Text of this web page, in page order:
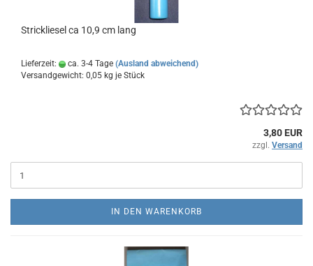
Strickliesel ca 10,9 cm lang
Lieferzeit: ca. 3-4 Tage (Ausland abweichend)
Versandgewicht: 0,05 kg je Stück
3,80 EUR
zzgl. Versand
IN DEN WARENKORB